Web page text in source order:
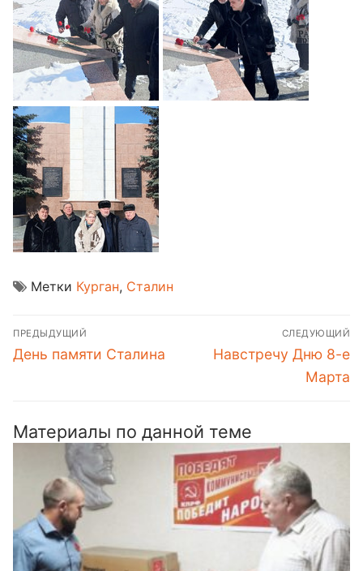
Метки Курган, Сталин
Навигация
по
ПРЕДЫДУЩИЙ
Предыдущая
День памяти Сталина
СЛЕДУЮЩИЙ
Следующая
Навстречу Дню 8-е
Марта
Материалы по данной теме